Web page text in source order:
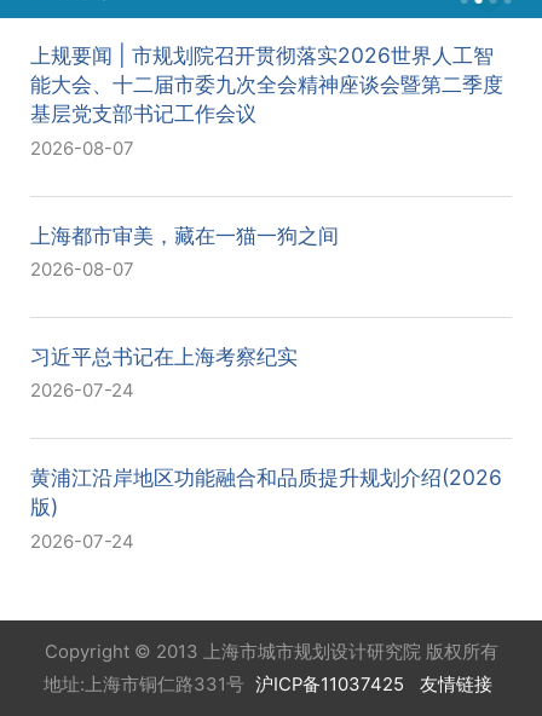
上规要闻 | 市规划院召开贯彻落实2026世界人工智
能大会、十二届市委九次全会精神座谈会暨第二季度
基层党支部书记工作会议
2026-08-07
上海都市审美，藏在一猫一狗之间
2026-08-07
习近平总书记在上海考察纪实
2026-07-24
黄浦江沿岸地区功能融合和品质提升规划介绍(2026
版)
2026-07-24
Copyright © 2013 上海市城市规划设计研究院 版权所有
地址:上海市铜仁路331号 沪ICP备11037425 友情链接